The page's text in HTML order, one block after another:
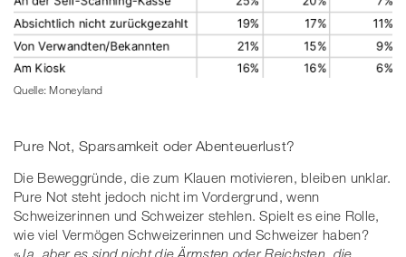
Quelle: Moneyland
Pure Not, Sparsamkeit oder Abenteuerlust?
Die Beweggründe, die zum Klauen motivieren, bleiben unklar.
Pure Not steht jedoch nicht im Vordergrund, wenn
Schweizerinnen und Schweizer stehlen. Spielt es eine Rolle,
wie viel Vermögen Schweizerinnen und Schweizer haben?
«Ja, aber es sind nicht die Ärmsten oder Reichsten, die